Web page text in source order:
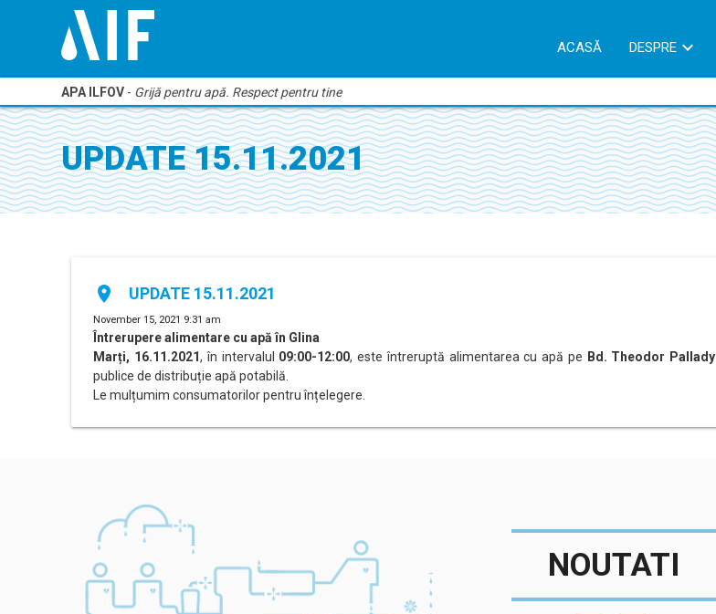
ACASĂ DESPRE
APA ILFOV - Grijă pentru apă. Respect pentru tine
UPDATE 15.11.2021
place UPDATE 15.11.2021
November 15, 2021 9:31 am
Întrerupere alimentare cu apă în Glina
Marți, 16.11.2021, în intervalul 09:00-12:00, este întreruptă alimentarea cu apă pe Bd. Theodor Pallady
publice de distribuție apă potabilă.
Le mulțumim consumatorilor pentru înțelegere.
NOUTATI